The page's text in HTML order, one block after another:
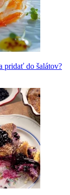
pridať do šalátov?